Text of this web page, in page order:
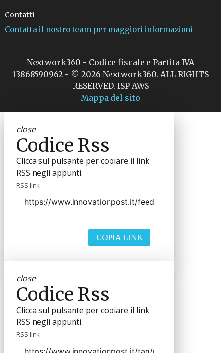
Contatti
Contatta il nostro team per maggiori informazioni
Nextwork360 - Codice fiscale e Partita IVA
13868590962 - © 2026 Nextwork360. ALL RIGHTS
RESERVED. ISP AWS
Mappa del sito
close
Codice Rss
Clicca sul pulsante per copiare il link
RSS negli appunti.
RSS link
COPIA LINK
close
Codice Rss
Clicca sul pulsante per copiare il link
RSS negli appunti.
RSS link